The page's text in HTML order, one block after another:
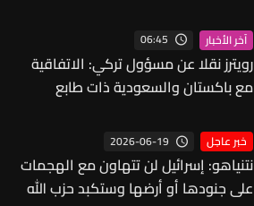
آخر الأخبار 06:45
رويترز نقلا عن مسؤول تركي: الاتفاقية
مع باكستان والسعودية ذات طابع
المتبادل لأغراض الدفاع فقط
خبر عاجل 2026-06-19
نتنياهو: إسرائيل لن تتهاون مع الهجمات
على جنودها أو أرضها وستكبد حزب الله